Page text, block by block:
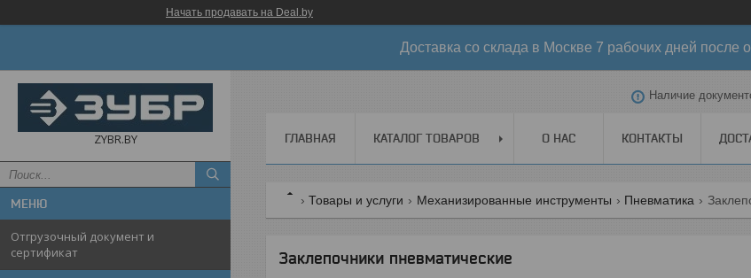
Начать продавать на Deal.by
Доставка со склада в Москве 7 рабочих дней после
ZYBR.BY
Отгрузочный документ и
сертификат
Наличие
ГЛАВНАЯ КАТАЛОГ ТОВАРОВ О НАС КОНТАКТЫ
Товары и услуги Механизированные инструменты Пневматика
Заклепочники пневматические